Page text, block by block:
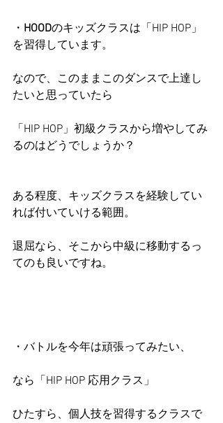
・ HOODのキッズクラスは「HIP HOP」
を習得しています。
なので、このままこのダンスで上達し
たいと思っていたら
「HIP HOP」初級クラスから増やしてみ
るのはどうでしょうか？
ある程度、キッズクラスを経験してい
れば付いていける範囲。
退屈なら、そこから中級に移動するっ
てのも良いですね。
・バトルを今年は頑張ってみたい、
なら「HIP HOP 応用クラス」
ひたすら、個人技を習得するクラスで